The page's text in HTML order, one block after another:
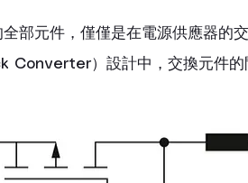
部元件，僅僅是在電源供應器的
Converter）設計中，交換元件的